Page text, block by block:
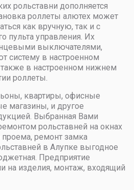
рольставни дополняется
роллеты алютех может
как вручную, так и с
пульта управления. Их
выключателями,
систему в настроенном
в настроенном нижнем
роллеты.
квартиры, офисные
магазины, и другое
Выбранная Вами
рольставней на окнах
ремонт замка
в Алупке выгодное
Предприятие
на изделия, монтаж, входящий